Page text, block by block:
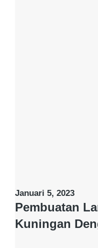
Januari 5, 2023
Pembuatan
Kuningan